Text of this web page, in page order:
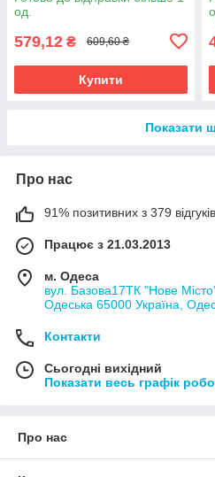
на велосипед.
од.
579,12 ₴ 609,60 ₴
Купити
Показати
Про нас
91% позитивних з 379
Працює з 21.03.2013
м. Одеса
вул. Базова17ТК "Нове
Одеська 65000 Україна,
Контакти
Сьогодні вихідний
Показати весь графік
Про нас